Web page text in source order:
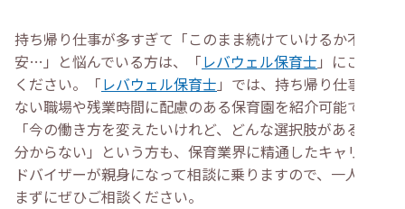
持ち帰り仕事が多すぎて「このまま続けていけるか不
安…」と悩んでいる方は、「レバウェル保育士 」にご相談
ください。「レバウェル保育士 」では、持ち帰り仕事の少
ない職場や残業時間に配慮のある保育園を紹介可能です。
「今の働き方を変えたいけれど、どんな選択肢があるのか
分からない」という方も、保育業界に精通したキャリアア
ドバイザーが親身になって相談に乗りますので、一人で悩
まずにぜひご相談ください。